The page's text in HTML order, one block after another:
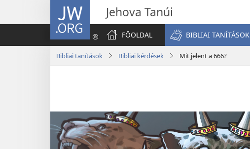
JW.ORG Jehova Tanúi
FŐOLDAL
BIBLIAI TANÍTÁSOK
Bibliai tanítások Bibliai kérdések Mit jelent a 666?